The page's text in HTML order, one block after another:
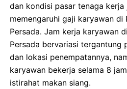
dan kondisi pasar tenaga kerja
memengaruhi gaji karyawan di
Persada. Jam kerja karyawan
Persada bervariasi tergantung
dan lokasi penempatannya,
karyawan bekerja selama 8
istirahat makan siang.